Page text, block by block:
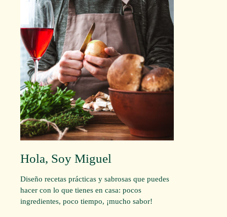
Hola, Soy Miguel
Diseño recetas prácticas y sabrosas que puedes
hacer con lo que tienes en casa: pocos
ingredientes, poco tiempo, ¡mucho sabor!